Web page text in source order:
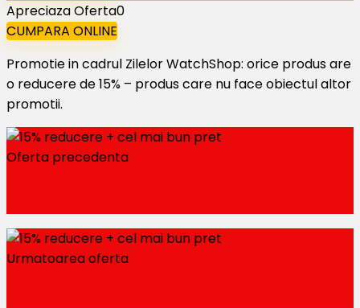
Apreciaza Oferta0
CUMPARA ONLINE
Promotie in cadrul Zilelor WatchShop: orice produs are
o reducere de 15% – produs care nu face obiectul altor
promotii.
Oferta precedenta
Urmatoarea oferta